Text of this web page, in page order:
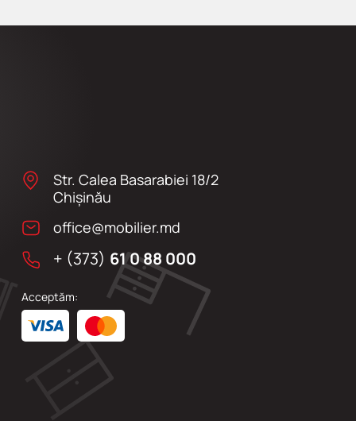
Str. Calea Basarabiei 18/2
Chişinău
office@mobilier.md
+ (373) 61 0 88 000
Acceptăm: